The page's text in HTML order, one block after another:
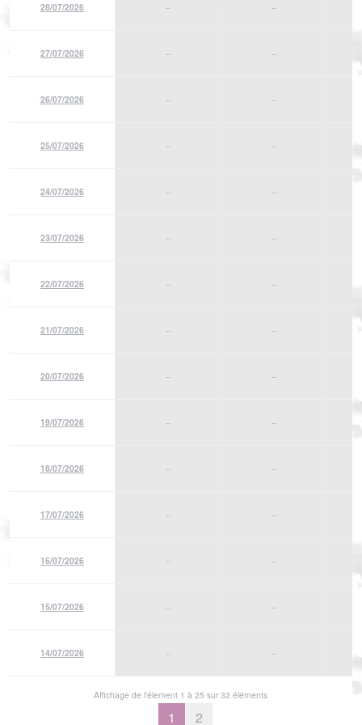
28/07/2026 -- --
27/07/2026 -- --
26/07/2026 -- --
25/07/2026 -- --
24/07/2026 -- --
23/07/2026 -- --
22/07/2026 -- --
21/07/2026 -- --
20/07/2026 -- --
19/07/2026 -- --
18/07/2026 -- --
17/07/2026 -- --
16/07/2026 -- --
15/07/2026 -- --
14/07/2026 -- --
Affichage de l'élement 1 à 25 sur 32 éléments
1 2